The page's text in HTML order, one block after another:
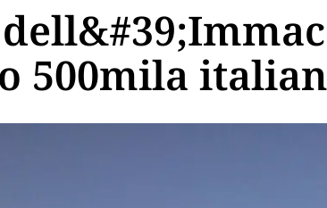
500mila